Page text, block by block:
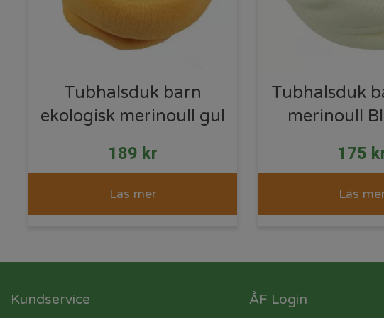
Tubhalsduk barn
ekologisk merinoull gul
189 kr
Läs mer
Tubhalsduk
merinoull
175
Läs
Kundservice ÅF Login